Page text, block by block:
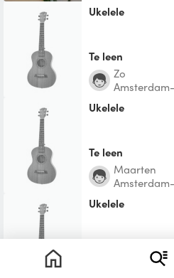
Ukelele
Te leen
zo
Ukelele
Te leen
Maarten
Ukelele